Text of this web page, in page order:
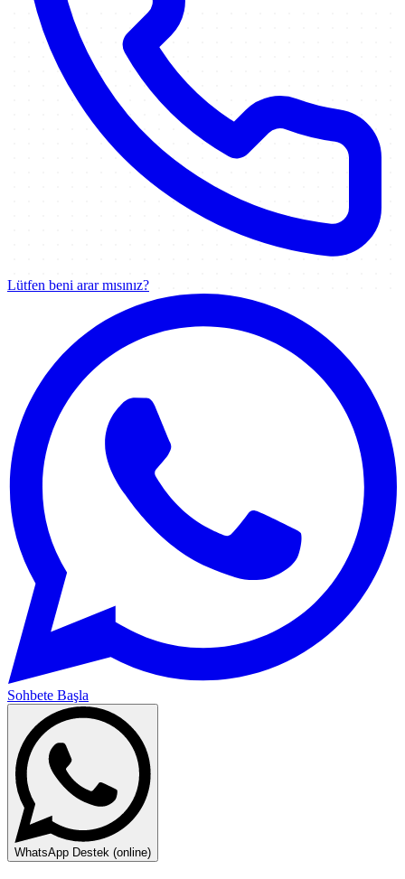
Lütfen beni arar mısınız?
Sohbete Başla
WhatsApp Destek (online)